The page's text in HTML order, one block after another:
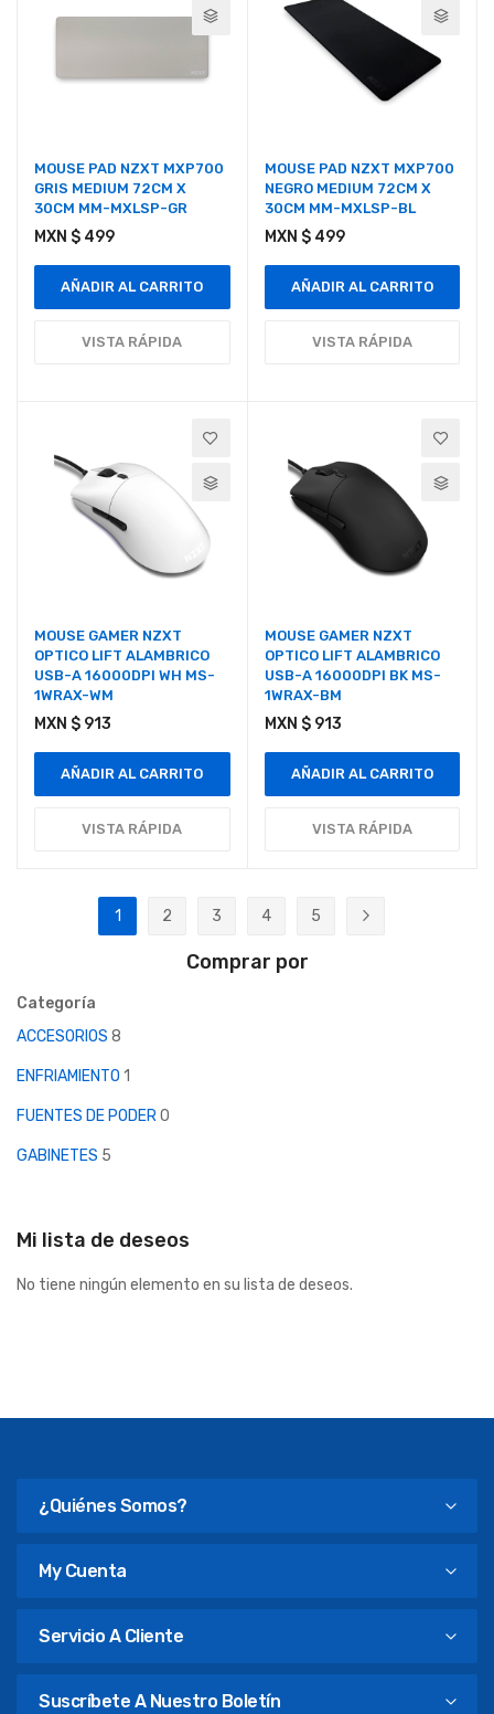
MOUSE PAD NZXT MXP700
GRIS MEDIUM 72CM X
30CM MM-MXLSP-GR
MXN $ 499
AÑADIR AL CARRITO
VISTA RÁPIDA
MOUSE PAD NZXT MXP700
NEGRO MEDIUM 72CM X
30CM MM-MXLSP-BL
MXN $ 499
AÑADIR AL CARRITO
VISTA RÁPIDA
MOUSE GAMER NZXT
OPTICO LIFT ALAMBRICO
USB-A 16000DPI WH MS-
1WRAX-WM
MXN $ 913
AÑADIR AL CARRITO
VISTA RÁPIDA
MOUSE GAMER NZXT
OPTICO LIFT ALAMBRICO
USB-A 16000DPI BK MS-
1WRAX-BM
MXN $ 913
AÑADIR AL CARRITO
VISTA RÁPIDA
Página
Actualmente estás leyendo página
1
2
3
4
5
Comprar por
Categoría
ACCESORIOS 8
ENFRIAMIENTO 1
FUENTES DE PODER0
GABINETES 5
Mi lista de deseos
No tiene ningún elemento en su lista de deseos.
¿Quiénes Somos?
My Cuenta
Servicio A Cliente
Suscríbete A Nuestro Boletín